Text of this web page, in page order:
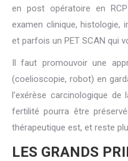
en post opératoire en
examen clinique, histologie,
et parfois un PET SCAN qui
Il faut promouvoir une
(coelioscopie, robot) en
l’exérèse carcinologique
fertilité pourra être
thérapeutique est, et reste
LES GRANDS